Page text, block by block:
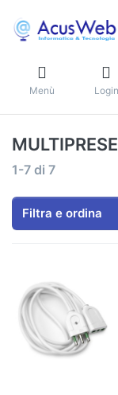
Menù Login
MULTIPRESE
1-7 di 7
Filtra e ordina